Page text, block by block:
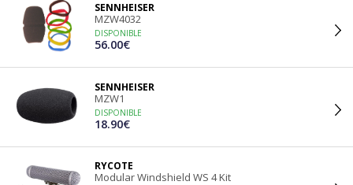
SENNHEISER
MZW4032
DISPONIBLE
56.00€
SENNHEISER
MZW1
DISPONIBLE
18.90€
RYCOTE
Modular Windshield WS 4 Kit